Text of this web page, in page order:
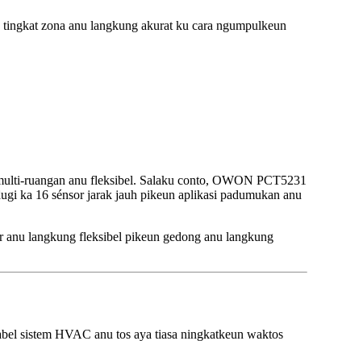
zona anu langkung akurat ku cara ngumpulkeun
ruangan anu fleksibel. Salaku conto, OWON PCT5231
ka 16 sénsor jarak jauh pikeun aplikasi padumukan anu
langkung fleksibel pikeun gedong anu langkung
sistem HVAC anu tos aya tiasa ningkatkeun waktos